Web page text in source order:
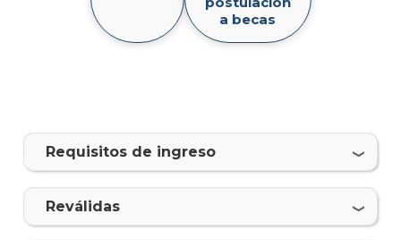
Por
a becas
Requisitos de ingreso
Reválidas